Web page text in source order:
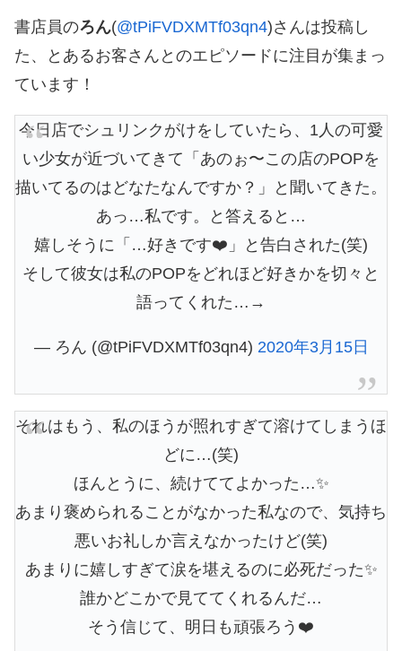
書店員のろん(@tPiFVDXMTf03qn4)さんは投稿し
た、とあるお客さんとのエピソードに注目が集まっ
ています！
今日店でシュリンクがけをしていたら、1人の可愛
い少女が近づいてきて「あのぉ〜この店のPOPを
描いてるのはどなたなんですか？」と聞いてきた。
あっ…私です。と答えると…
嬉しそうに「…好きです❤️」と告白された(笑)
そして彼女は私のPOPをどれほど好きかを切々と
語ってくれた…→
— ろん (@tPiFVDXMTf03qn4) 2020年3月15日
それはもう、私のほうが照れすぎて溶けてしまうほ
どに…(笑)
ほんとうに、続けててよかった…✨
あまり褒められることがなかった私なので、気持ち
悪いお礼しか言えなかったけど(笑)
あまりに嬉しすぎて涙を堪えるのに必死だった✨
誰かどこかで見ててくれるんだ…
そう信じて、明日も頑張ろう❤️